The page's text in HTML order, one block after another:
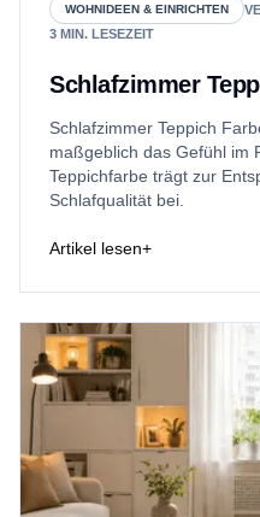
WOHNIDEEN & EINRICHTEN
3 MIN. LESEZEIT
Schlafzimmer
Schlafzimmer Teppich
maßgeblich das Gefühl im
Teppichfarbe trägt zur
Schlafqualität bei.
Artikel lesen+